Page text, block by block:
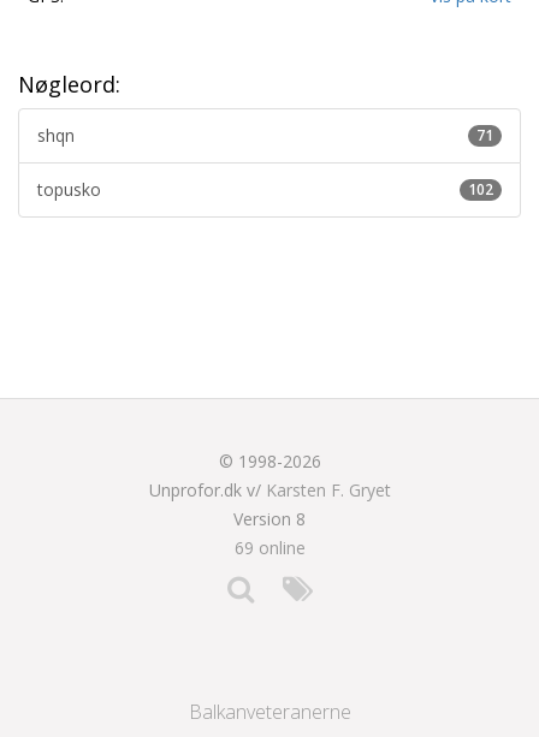
Nøgleord:
71
shqn
102
topusko
© 1998-2026
Unprofor.dk v/ Karsten F. Gryet
Version 8
69 online
Balkanveteranerne